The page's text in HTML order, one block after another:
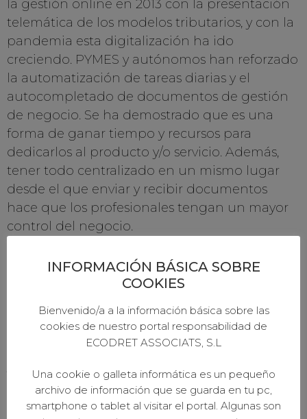
la gestión online en 2013 con la presentación
telemática de los modelos tributarios, y con la
pandemia esta digitalización ha ido
creciendo. PYMES y autónomos han reforzado
la automatización de tareas diarias y el
autocompletado de documentos de gestión
de negocio. Se ha demostrado que es una
forma de ganar tiempo y recursos para
dedicarlos al producto y/o servicio. Además,
tener todo centralizado en un mismo lugar
desde el que enviar y recibir documentos
hace que los profesionales tengan un mayor
control del negocio.
llegue el programa Kit Digital para pymes y
autónomos que se desplegará en varias fases y
contará con un total de 3.067 millones de
euros para digitalizarse. El objetivo es que las
empresas realicen un autodiagnóstico digital
Revisión de los cambios en las cuotas de
autónomos 2022
INFORMACIÓN BÁSICA SOBRE
COOKIES
Bienvenido/a a la información básica sobre las
cookies de nuestro portal responsabilidad de
ECODRET ASSOCIATS, S.L
Una cookie o galleta informática es un pequeño
archivo de información que se guarda en tu pc,
smartphone o tablet al visitar el portal. Algunas son